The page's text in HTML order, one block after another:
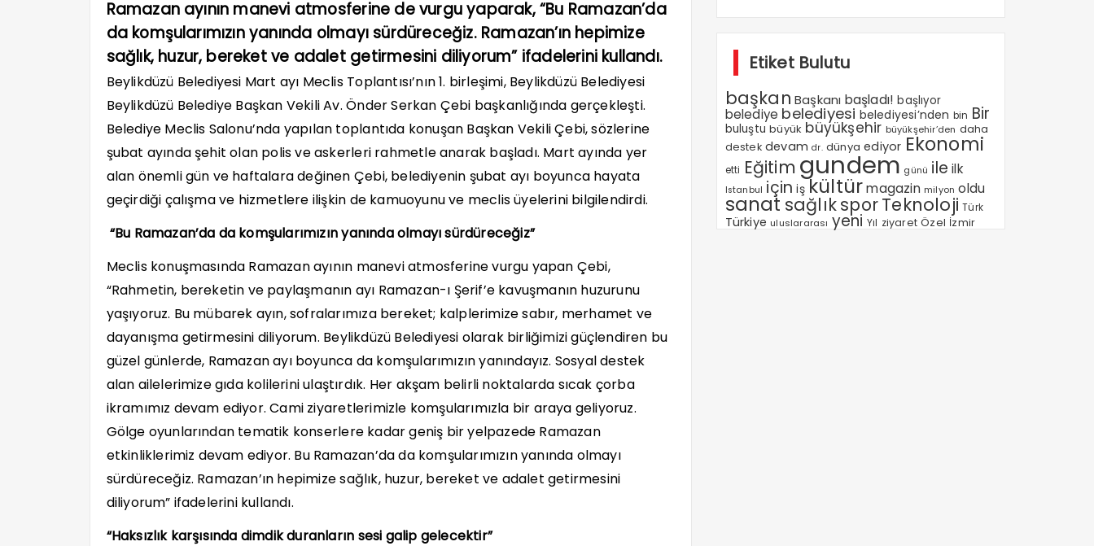
Ramazan ayının manevi atmosferine de vurgu yaparak, “Bu Ramazan’da
da komşularımızın yanında olmayı sürdüreceğiz. Ramazan’ın hepimize
sağlık, huzur, bereket ve adalet getirmesini diliyorum” ifadelerini kullandı.
Beylikdüzü Belediyesi Mart ayı Meclis Toplantısı’nın 1. birleşimi, Beylikdüzü Belediyesi
Beylikdüzü Belediye Başkan Vekili Av. Önder Serkan Çebi başkanlığında gerçekleşti.
Belediye Meclis Salonu’nda yapılan toplantıda konuşan Başkan Vekili Çebi, sözlerine
şubat ayında şehit olan polis ve askerleri rahmetle anarak başladı. Mart ayında yer
alan önemli gün ve haftalara değinen Çebi, belediyenin şubat ayı boyunca hayata
geçirdiği çalışma ve hizmetlere ilişkin de kamuoyunu ve meclis üyelerini bilgilendirdi.
“Bu Ramazan’da da komşularımızın yanında olmayı sürdüreceğiz”
Meclis konuşmasında Ramazan ayının manevi atmosferine vurgu yapan Çebi,
“Rahmetin, bereketin ve paylaşmanın ayı Ramazan-ı Şerif’e kavuşmanın huzurunu
yaşıyoruz. Bu mübarek ayın, sofralarımıza bereket; kalplerimize sabır, merhamet ve
dayanışma getirmesini diliyorum. Beylikdüzü Belediyesi olarak birliğimizi güçlendiren bu
güzel günlerde, Ramazan ayı boyunca da komşularımızın yanındayız. Sosyal destek
alan ailelerimize gıda kolilerini ulaştırdık. Her akşam belirli noktalarda sıcak çorba
ikramımız devam ediyor. Cami ziyaretlerimizle komşularımızla bir araya geliyoruz.
Gölge oyunlarından tematik konserlere kadar geniş bir yelpazede Ramazan
etkinliklerimiz devam ediyor. Bu Ramazan’da da komşularımızın yanında olmayı
sürdüreceğiz. Ramazan’ın hepimize sağlık, huzur, bereket ve adalet getirmesini
diliyorum” ifadelerini kullandı.
“Haksızlık karşısında dimdik duranların sesi galip gelecektir”
Etiket Bulutu
başkan Başkanı başladı! başlıyor
belediye belediyesi belediyesi’nden bin Bir
buluştu büyük büyükşehir büyükşehir’den daha
destek devam dr. dünya ediyor Ekonomi
etti Eğitim gundem günü ile ilk
Istanbul için iş kültür magazin milyon oldu
sanat sağlıksporTeknoloji Türk
Türkiye uluslararası yeni Yıl ziyaret Özel İzmir